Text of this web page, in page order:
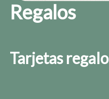
Regalos
Tarjetas regalo